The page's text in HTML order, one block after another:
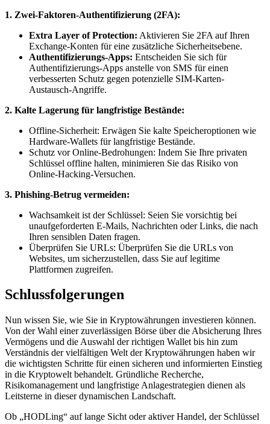
1. Zwei-Faktoren-Authentifizierung (2FA):
Extra Layer of Protection: Aktivieren Sie 2FA auf Ihren
Exchange-Konten für eine zusätzliche Sicherheitsebene.
Authentifizierungs-Apps: Entscheiden Sie sich für
Authentifizierungs-Apps anstelle von SMS für einen
verbesserten Schutz gegen potenzielle SIM-Karten-
Austausch-Angriffe.
2. Kalte Lagerung für langfristige Bestände:
Offline-Sicherheit: Erwägen Sie kalte Speicheroptionen wie
Hardware-Wallets für langfristige Bestände.
Schutz vor Online-Bedrohungen: Indem Sie Ihre privaten
Schlüssel offline halten, minimieren Sie das Risiko von
Online-Hacking-Versuchen.
3. Phishing-Betrug vermeiden:
Wachsamkeit ist der Schlüssel: Seien Sie vorsichtig bei
unaufgeforderten E-Mails, Nachrichten oder Links, die nach
Ihren sensiblen Daten fragen.
Überprüfen Sie URLs: Überprüfen Sie die URLs von
Websites, um sicherzustellen, dass Sie auf legitime
Plattformen zugreifen.
Schlussfolgerungen
Nun wissen Sie, wie Sie in Kryptowährungen investieren können.
Von der Wahl einer zuverlässigen Börse über die Absicherung Ihres
Vermögens und die Auswahl der richtigen Wallet bis hin zum
Verständnis der vielfältigen Welt der Kryptowährungen haben wir
die wichtigsten Schritte für einen sicheren und informierten Einstieg
in die Kryptowelt behandelt. Gründliche Recherche,
Risikomanagement und langfristige Anlagestrategien dienen als
Leitsterne in dieser dynamischen Landschaft.
Ob „HODLing“ auf lange Sicht oder aktiver Handel, der Schlüssel